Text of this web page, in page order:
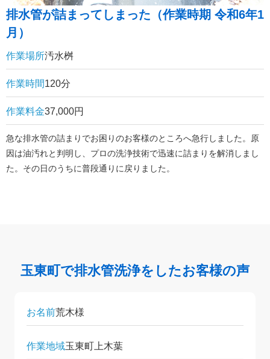
排水管が詰まってしまった（作業時期 令和6年1
月）
作業場所汚水桝
作業時間120分
作業料金37,000円
急な排水管の詰まりでお困りのお客様のところへ急行しました。原
因は油汚れと判明し、プロの洗浄技術で迅速に詰まりを解消しまし
た。その日のうちに普段通りに戻りました。
玉東町で排水管洗浄をしたお客様の声
お名前荒木様
作業地域玉東町上木葉